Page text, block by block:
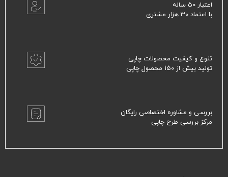
اعتبار 50 ساله
با اعتماد 30 هزار مشتری
تنوع و کیفیت محصولات چاپی
تولید بیش از ۱۵۰ محصول چاپی
بررسی و مشاوره اختصاصی رایگان
مرکز بررسی طرح چاپی